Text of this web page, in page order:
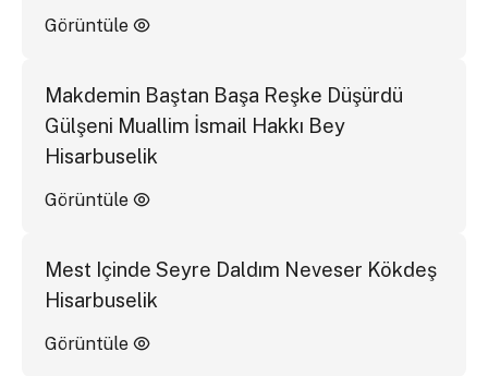
Görüntüle
Makdemin Baştan Başa Reşke Düşürdü
Gülşeni Muallim İsmail Hakkı Bey
Hisarbuselik
Görüntüle
Mest Içinde Seyre Daldım Neveser Kökdeş
Hisarbuselik
Görüntüle